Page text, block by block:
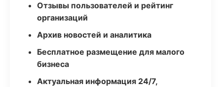
Отзывы пользователей и рейтинг
организаций
Архив новостей и аналитика
Бесплатное размещение для малого
бизнеса
Актуальная информация 24/7,